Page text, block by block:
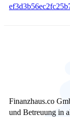
Finanzhaus.co
und Betreuung in